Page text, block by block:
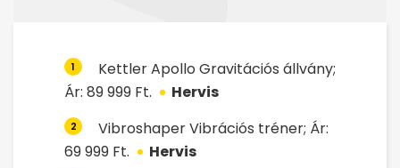
1
Kettler Apollo Gravitációs állvány;
Ár: 89 999 Ft.
Hervis
2
Vibroshaper Vibrációs tréner; Ár:
69 999 Ft.
Hervis